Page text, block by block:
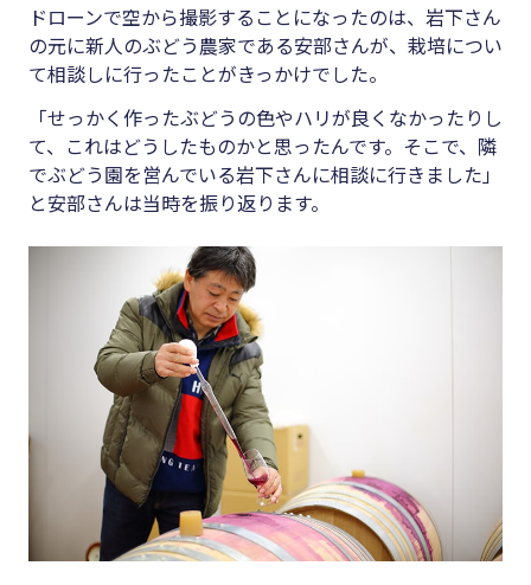
ドローンで空から撮影することになったのは、岩下さん
の元に新人のぶどう農家である安部さんが、栽培につい
て相談しに行ったことがきっかけでした。
「せっかく作ったぶどうの色やハリが良くなかったりし
て、これはどうしたものかと思ったんです。そこで、隣
でぶどう園を営んでいる岩下さんに相談に行きました」
と安部さんは当時を振り返ります。